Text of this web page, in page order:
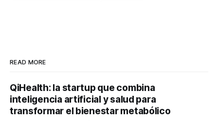
READ MORE
QiHealth: la startup que combina
inteligencia artificial y salud para
transformar el bienestar metabólico